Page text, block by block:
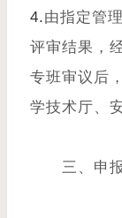
4.由指定管
评审结果，
专班审议后
学技术厅、
三、申报